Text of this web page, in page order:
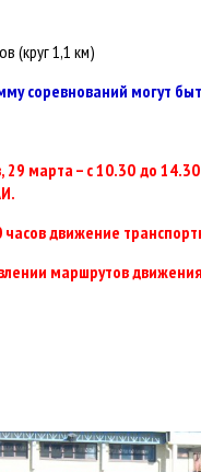
(круг 1,1 км)
соревнований могут
марта – с 10.30 до
движение
маршрутов